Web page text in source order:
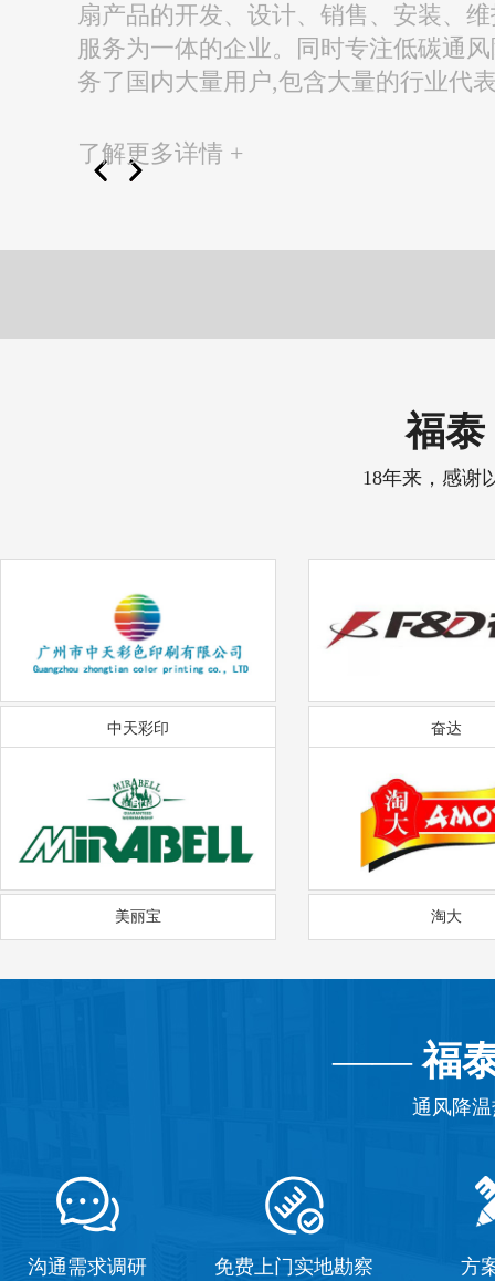
扇产品的开发、设计、销售、安装、
服务为一体的企业。同时专注低碳通
务了国内大量用户,包含大量的行业代
了解更多详情 +
福泰
18年来，感谢
中天彩印 奋达
美丽宝 淘大
——福
通风降
沟通需求调研 免费上门实地勘察 方